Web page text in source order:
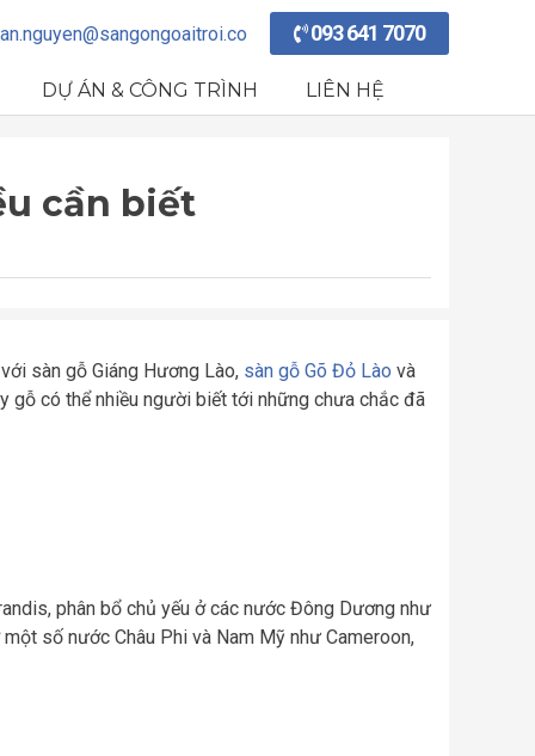
093 641 7070
DỰ ÁN & CÔNG TRÌNH LIÊN HỆ
cần biết
sàn gỗ Giáng Hương Lào, sàn gỗ Gõ Đỏ Lào và
gỗ có thể nhiều người biết tới những chưa chắc đã
phân bổ chủ yếu ở các nước Đông Dương như
số nước Châu Phi và Nam Mỹ như Cameroon,